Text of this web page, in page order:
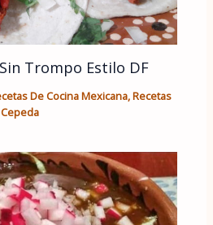
Trompo Estilo DF
De Cocina Mexicana,Recetas